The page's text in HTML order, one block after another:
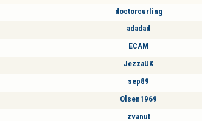
doctorcurling
adadad
ECAM
JezzaUK
sep89
Olsen1969
zvanut